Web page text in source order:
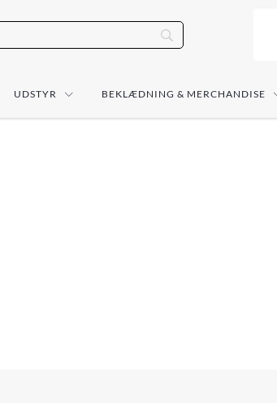
UDSTYR BEKLÆDNING & MERCHANDISE